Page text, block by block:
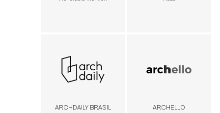
ARCHDAILY BRASIL
ARCHELLO